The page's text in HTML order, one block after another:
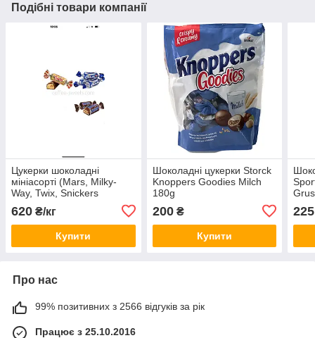
Подібні товари компанії
Цукерки шоколадні
мініасорті (Mars, Milky-
Way, Twix, Snickers
620 ₴/кг
Купити
Шоколадні цукерки Storck
Knoppers Goodies Milch
180g
200₴
Купити
225
Про нас
99% позитивних з 2566 відгуків за рік
Працює з 25.10.2016